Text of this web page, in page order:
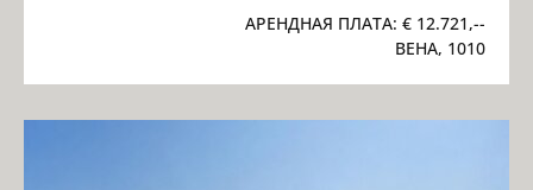
АРЕНДНАЯ ПЛАТА: € 12.721,--
ВЕНА, 1010